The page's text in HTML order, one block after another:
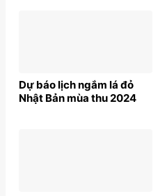
Dự báo lịch ngắm lá đỏ
Nhật Bản mùa thu 2024